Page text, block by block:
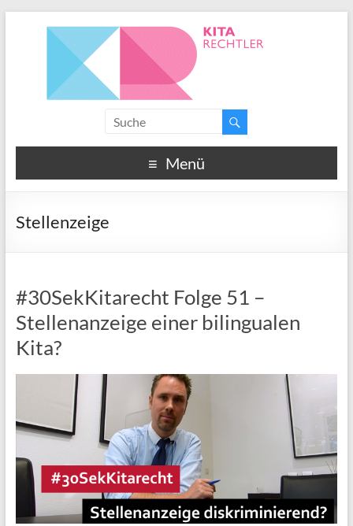
Menü
Stellenzeige
#30SekKitarecht Folge 51 –
Stellenanzeige einer bilingualen
Kita?